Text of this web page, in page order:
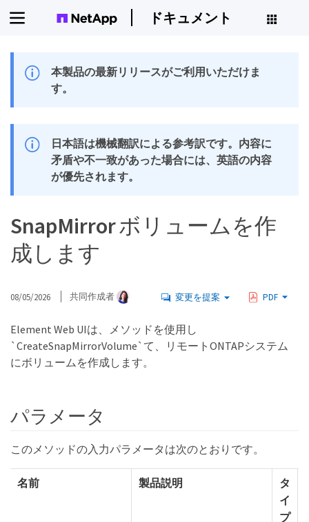
ドキュメント
本製品の最新リリースがご利用いただけま
す。
日本語は機械翻訳による参考訳です。内容に
矛盾や不一致があった場合には、英語の内容
が優先されます。
SnapMirror ボリュームを作
成します
08/05/2026 共同作成者 変更を提案 PDF
Element Web UIは、メソッドを使用し
`CreateSnapMirrorVolume`て、リモートONTAPシステム
にボリュームを作成します。
パラメータ
このメソッドの入力パラメータは次のとおりです。
名前 製品説明
タ
イ
プ